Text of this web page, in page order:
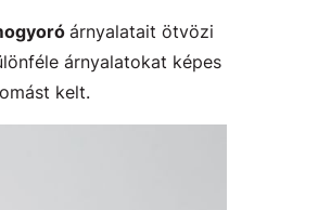
árnyalatait ötvözi
árnyalatokat képes
kelt.